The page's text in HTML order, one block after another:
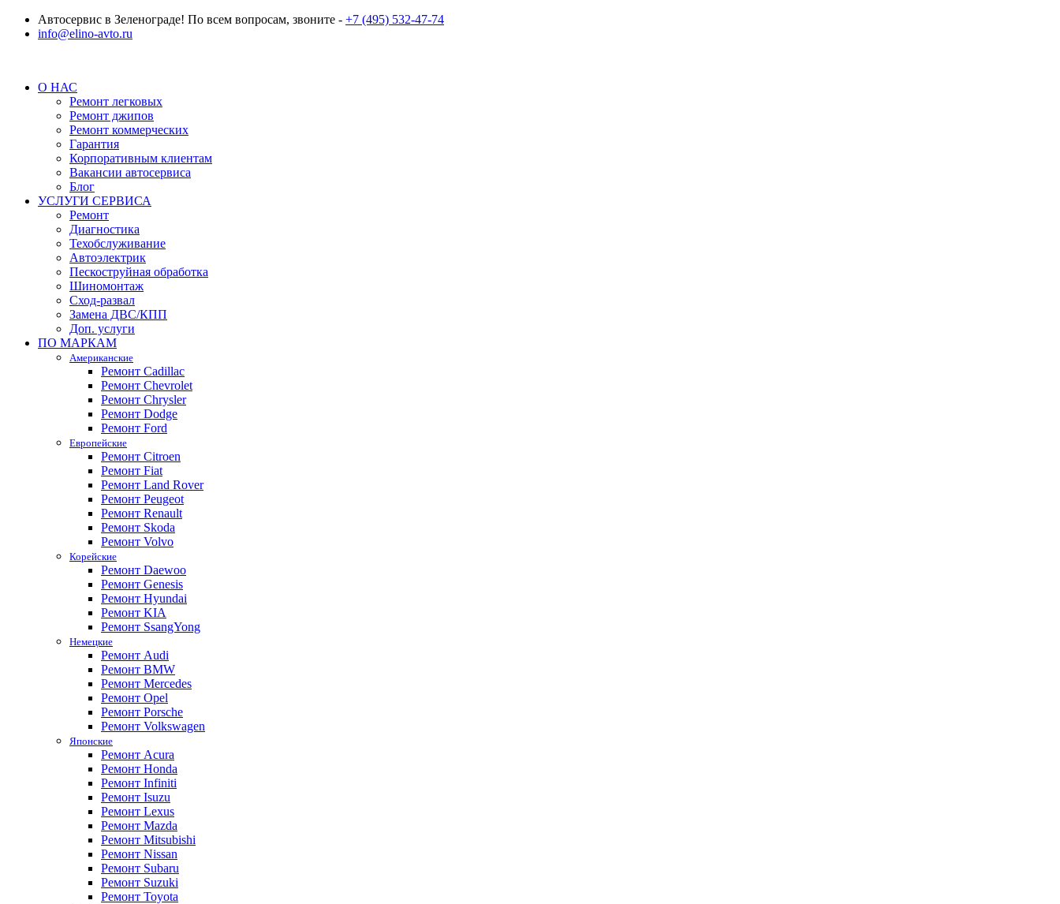
Автосервис в Зеленограде! По всем вопросам, звоните - +7 (495) 532-47-74
info@elino-avto.ru
О НАС
Ремонт легковых
Ремонт джипов
Ремонт коммерческих
Гарантия
Корпоративным клиентам
Вакансии автосервиса
Блог
УСЛУГИ СЕРВИСА
Ремонт
Диагностика
Техобслуживание
Автоэлектрик
Пескоструйная обработка
Шиномонтаж
Сход-развал
Замена ДВС/КПП
Доп. услуги
ПО МАРКАМ
Американские
Ремонт Cadillac
Ремонт Chevrolet
Ремонт Chrysler
Ремонт Dodge
Ремонт Ford
Европейские
Ремонт Citroen
Ремонт Fiat
Ремонт Land Rover
Ремонт Peugeot
Ремонт Renault
Ремонт Skoda
Ремонт Volvo
Корейские
Ремонт Daewoo
Ремонт Genesis
Ремонт Hyundai
Ремонт KIA
Ремонт SsangYong
Немецкие
Ремонт Audi
Ремонт BMW
Ремонт Mercedes
Ремонт Opel
Ремонт Porsche
Ремонт Volkswagen
Японские
Ремонт Acura
Ремонт Honda
Ремонт Infiniti
Ремонт Isuzu
Ремонт Lexus
Ремонт Mazda
Ремонт Mitsubishi
Ремонт Nissan
Ремонт Subaru
Ремонт Suzuki
Ремонт Toyota